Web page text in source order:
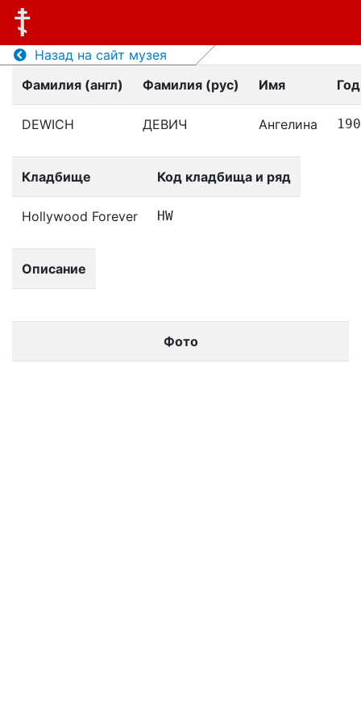
Назад на сайт музея
Фамилия (англ)
Фамилия (рус) Имя
DEWICH ДЕВИЧ Ангелина
Кладбище Код кладбища и ряд
Hollywood Forever HW
Описание
Фото